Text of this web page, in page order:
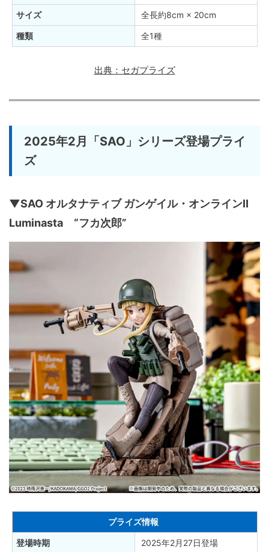
サイズ 全長約8cm × 20cm
種類 全1種
出典：セガプライズ
2025年2月「SAO」シリーズ登場プライ
ズ
▼SAO オルタナティブ ガンゲイル・オンラインⅡ
Luminasta “フカ次郎”
プライズ情報
登場時期 2025年2月27日登場